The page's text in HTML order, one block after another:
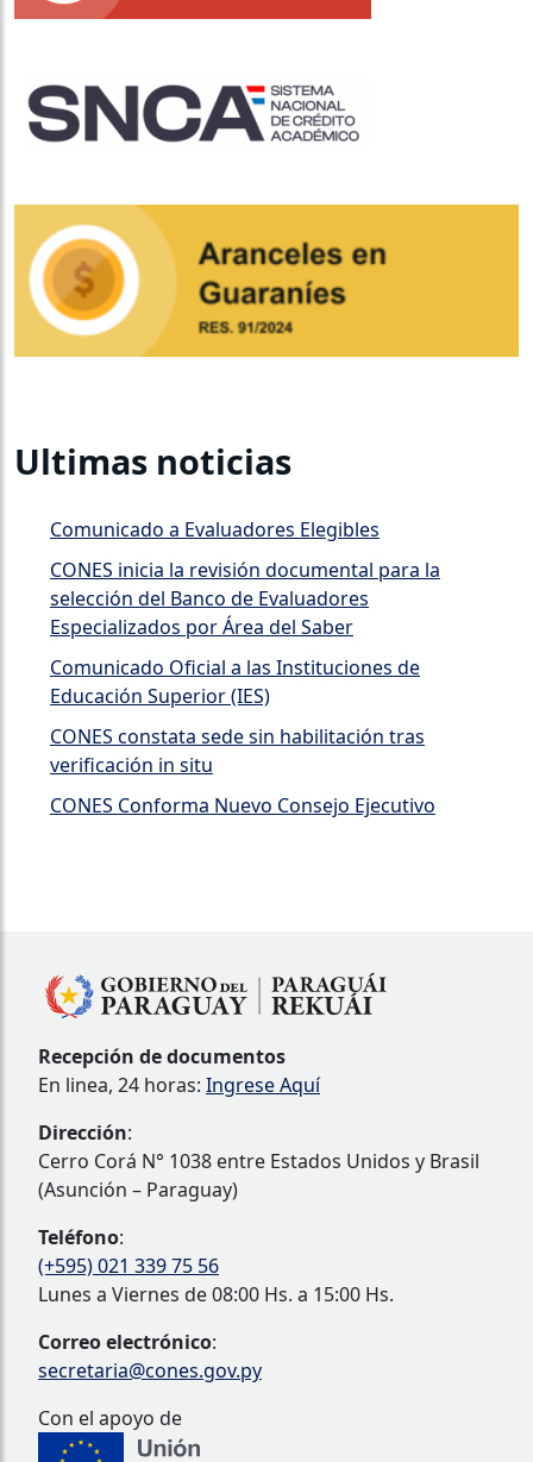
Ultimas noticias
Comunicado a Evaluadores Elegibles
CONES inicia la revisión documental para la
selección del Banco de Evaluadores
Especializados por Área del Saber
Comunicado Oficial a las Instituciones de
Educación Superior (IES)
CONES constata sede sin habilitación tras
verificación in situ
CONES Conforma Nuevo Consejo Ejecutivo
Recepción de documentos
En linea, 24 horas: Ingrese Aquí
Dirección:
Cerro Corá N° 1038 entre Estados Unidos y Brasil
(Asunción – Paraguay)
Teléfono:
(+595) 021 339 75 56
Lunes a Viernes de 08:00 Hs. a 15:00 Hs.
Correo electrónico:
secretaria@cones.gov.py
Con el apoyo de